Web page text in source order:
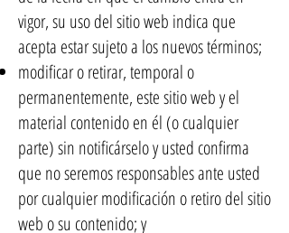
vigor, su uso del sitio web indica que
acepta estar sujeto a los nuevos términos;
modificar o retirar, temporal o
permanentemente, este sitio web y el
material contenido en él (o cualquier
parte) sin notificárselo y usted confirma
que no seremos responsables ante usted
por cualquier modificación o retiro del sitio
web o su contenido; y